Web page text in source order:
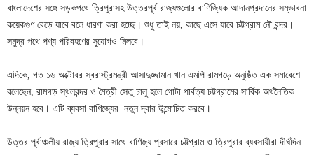
বাংলাদেশের সঙ্গে সড়কপথে ত্রিপুরাসহ উত্তরপূর্ব রাজ্যগুলোর বাণিজ্যিক আদানপ্রদানের সম্ভাবনা
কয়েকগুণ বেড়ে যাবে বলে ধারণা করা হচ্ছে। শুধু তাই নয়, কাছে এসে যাবে চট্টগ্রাম নৌ বন্দর।
সমুদ্র পথে পণ্য পরিবহণের সুযোগও মিলবে।
এদিকে, গত ১৬ অক্টোবর স্বরাস্ট্রমন্ত্রী আসাদুজ্জামান খান এমপি রামগড়ে অনুষ্ঠিত এক সমাবেশে
বলেছেন, রামগড় স্থলবন্দর ও মৈত্রী সেতু চালু হলে গোটা পার্বত্য চট্টগ্রামের সার্বিক অর্থনৈতিক
উন্নয়ন হবে। এটি ব্যবসা বাণিজ্যের নতুন দ্বার উন্মোচিত করবে।
উত্তর পূর্বাঞ্চলীয় রাজ্য ত্রিপুরার সাথে বাণিজ্য প্রসারে চট্টগ্রাম ও ত্রিপুরার ব্যবসায়ীরা দীর্ঘদিন